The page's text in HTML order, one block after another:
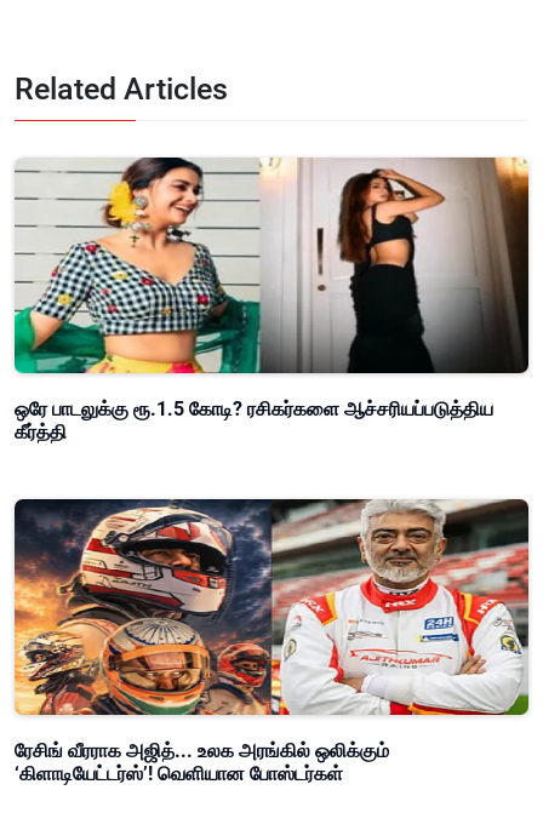
Related Articles
ஒரே பாடலுக்கு ரூ.1.5 கோடி? ரசிகர்களை ஆச்சரியப்படுத்திய
கீர்த்தி
ரேசிங் வீரராக அஜித்... உலக அரங்கில் ஒலிக்கும்
‘கிளாடியேட்டர்ஸ்’! வெளியான போஸ்டர்கள்